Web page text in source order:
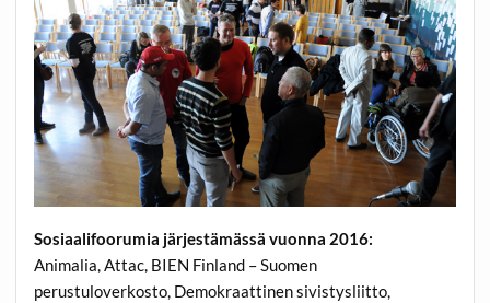
Sosiaalifoorumia järjestämässä vuonna 2016:
Animalia, Attac, BIEN Finland – Suomen
perustuloverkosto, Demokraattinen sivistysliitto,